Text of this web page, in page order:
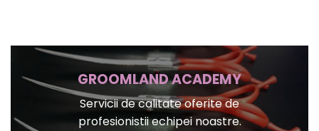
GROOMLAND ACADEMY
Servicii de calitate oferite de
profesionistii echipei noastre.